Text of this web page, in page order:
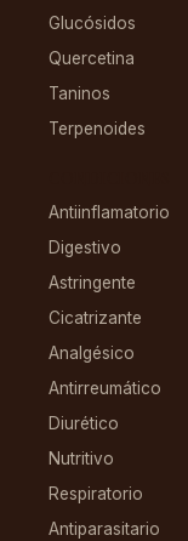
Glucósidos
Quercetina
Taninos
Terpenoides
Antiinflamatorio
Digestivo
Astringente
Cicatrizante
Analgésico
Antirreumático
Diurético
Nutritivo
Respiratorio
Antiparasitario